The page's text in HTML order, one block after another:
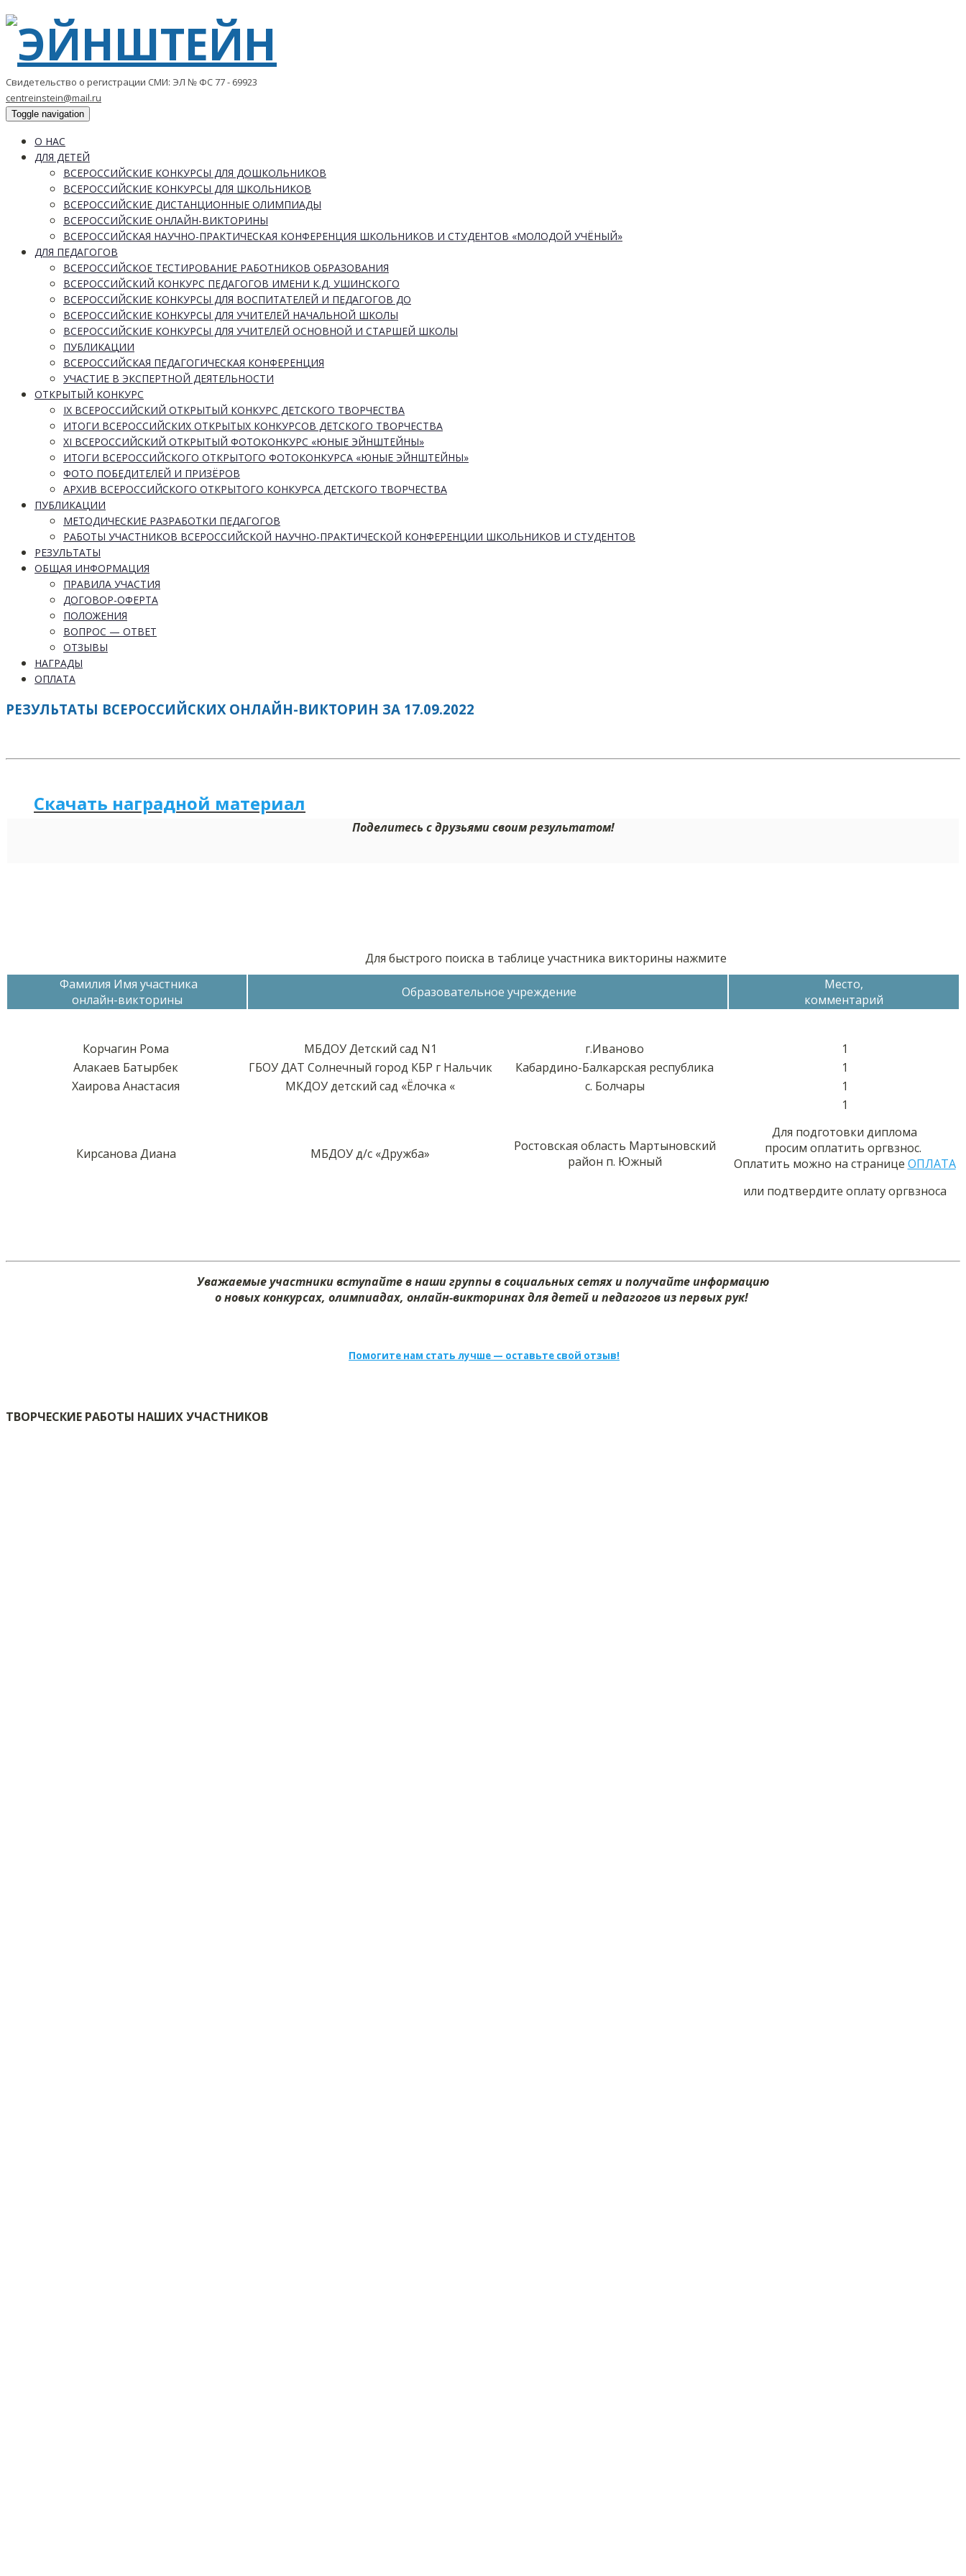
Свидетельство о регистрации СМИ: ЭЛ № ФС 77 - 69923
centreinstein@mail.ru
Toggle navigation
О НАС
ДЛЯ ДЕТЕЙ
ВСЕРОССИЙСКИЕ КОНКУРСЫ ДЛЯ ДОШКОЛЬНИКОВ
ВСЕРОССИЙСКИЕ КОНКУРСЫ ДЛЯ ШКОЛЬНИКОВ
ВСЕРОССИЙСКИЕ ДИСТАНЦИОННЫЕ ОЛИМПИАДЫ
ВСЕРОССИЙСКИЕ ОНЛАЙН-ВИКТОРИНЫ
ВСЕРОССИЙСКАЯ НАУЧНО-ПРАКТИЧЕСКАЯ КОНФЕРЕНЦИЯ ШКОЛЬНИКОВ И СТУДЕНТОВ «МОЛОДОЙ УЧЁНЫЙ»
ДЛЯ ПЕДАГОГОВ
ВСЕРОССИЙСКОЕ ТЕСТИРОВАНИЕ РАБОТНИКОВ ОБРАЗОВАНИЯ
ВСЕРОССИЙСКИЙ КОНКУРС ПЕДАГОГОВ ИМЕНИ К.Д. УШИНСКОГО
ВСЕРОССИЙСКИЕ КОНКУРСЫ ДЛЯ ВОСПИТАТЕЛЕЙ И ПЕДАГОГОВ ДО
ВСЕРОССИЙСКИЕ КОНКУРСЫ ДЛЯ УЧИТЕЛЕЙ НАЧАЛЬНОЙ ШКОЛЫ
ВСЕРОССИЙСКИЕ КОНКУРСЫ ДЛЯ УЧИТЕЛЕЙ ОСНОВНОЙ И СТАРШЕЙ ШКОЛЫ
ПУБЛИКАЦИИ
ВСЕРОССИЙСКАЯ ПЕДАГОГИЧЕСКАЯ КОНФЕРЕНЦИЯ
УЧАСТИЕ В ЭКСПЕРТНОЙ ДЕЯТЕЛЬНОСТИ
ОТКРЫТЫЙ КОНКУРС
IX ВСЕРОССИЙСКИЙ ОТКРЫТЫЙ КОНКУРС ДЕТСКОГО ТВОРЧЕСТВА
ИТОГИ ВСЕРОССИЙСКИХ ОТКРЫТЫХ КОНКУРСОВ ДЕТСКОГО ТВОРЧЕСТВА
XI ВСЕРОССИЙСКИЙ ОТКРЫТЫЙ ФОТОКОНКУРС «ЮНЫЕ ЭЙНШТЕЙНЫ»
ИТОГИ ВСЕРОССИЙСКОГО ОТКРЫТОГО ФОТОКОНКУРСА «ЮНЫЕ ЭЙНШТЕЙНЫ»
ФОТО ПОБЕДИТЕЛЕЙ И ПРИЗЁРОВ
АРХИВ ВСЕРОССИЙСКОГО ОТКРЫТОГО КОНКУРСА ДЕТСКОГО ТВОРЧЕСТВА
ПУБЛИКАЦИИ
МЕТОДИЧЕСКИЕ РАЗРАБОТКИ ПЕДАГОГОВ
РАБОТЫ УЧАСТНИКОВ ВСЕРОССИЙСКОЙ НАУЧНО-ПРАКТИЧЕСКОЙ КОНФЕРЕНЦИИ ШКОЛЬНИКОВ И СТУДЕНТОВ
РЕЗУЛЬТАТЫ
ОБЩАЯ ИНФОРМАЦИЯ
ПРАВИЛА УЧАСТИЯ
ДОГОВОР-ОФЕРТА
ПОЛОЖЕНИЯ
ВОПРОС — ОТВЕТ
ОТЗЫВЫ
НАГРАДЫ
ОПЛАТА
РЕЗУЛЬТАТЫ ВСЕРОССИЙСКИХ ОНЛАЙН-ВИКТОРИН ЗА 17.09.2022
Скачать наградной материал
Поделитесь с друзьями своим результатом!
Для быстрого поиска в таблице участника викторины нажмите
Фамилия Имя участника
онлайн-викторины
Образовательное учреждение
Место,
комментарий
Корчагин Рома МБДОУ Детский сад N1 г.Иваново
1
Алакаев Батырбек
ГБОУ ДАТ Солнечный город КБР г Нальчик Кабардино-Балкарская республика
1
Хаирова Анастасия
МКДОУ детский сад «Ёлочка « с. Болчары 1
Кирсанова Диана МБДОУ д/с «Дружба»
Ростовская область Мартыновский
район п. Южный
1
Для подготовки диплома
просим оплатить оргвзнос.
Оплатить можно на странице ОПЛАТА
или подтвердите оплату оргвзноса
Уважаемые участники вступайте в наши группы в социальных сетях и получайте информацию
о новых конкурсах, олимпиадах, онлайн-викторинах для детей и педагогов из первых рук!
Помогите нам стать лучше — оставьте свой отзыв!
ТВОРЧЕСКИЕ РАБОТЫ НАШИХ УЧАСТНИКОВ